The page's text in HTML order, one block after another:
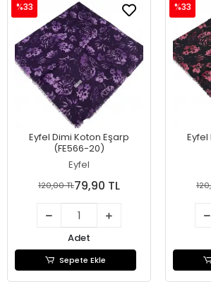
Eyfel Dimi Koton Eşarp
(FE566-20)
Eyfel
%33
120,00 TL79,90 TL
Adet
Sepete Ekle
%33